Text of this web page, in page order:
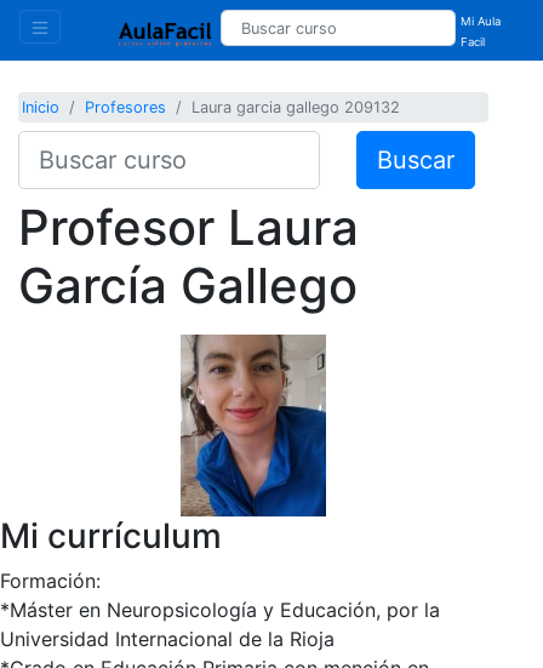
Mi Aula
Facil
Inicio Profesores Laura garcia gallego 209132
Buscar
Profesor Laura
García Gallego
Mi currículum
Formación:
*Máster en Neuropsicología y Educación, por la
Universidad Internacional de la Rioja